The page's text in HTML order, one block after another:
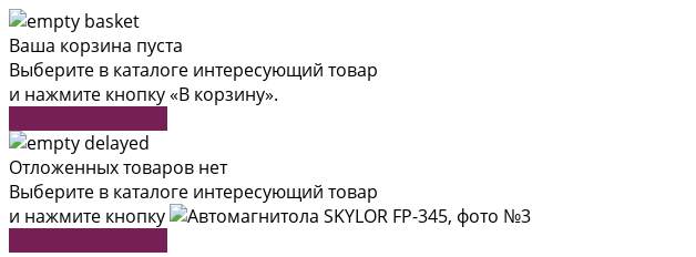
Ваша корзина пуста
Выберите в каталоге интересующий товар
и нажмите кнопку «В корзину».
Отложенных товаров нет
Выберите в каталоге интересующий товар
и нажмите кнопку